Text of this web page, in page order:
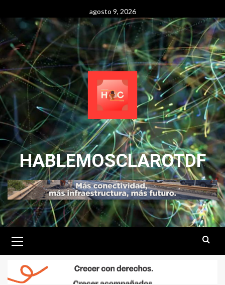
content
agosto 9, 2026
HABLEMOSCLAROTDF
Menu